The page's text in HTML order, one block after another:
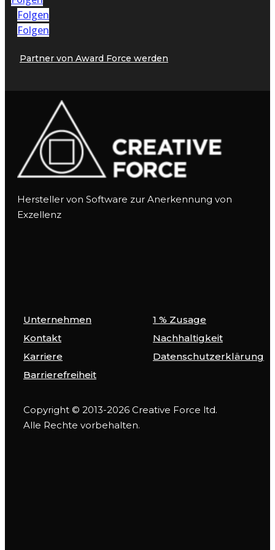
Folgen
Folgen
Partner von Award Force werden
Hersteller von Software zur Anerkennung von
Exzellenz
Unternehmen
1 % Zusage
Kontakt
Nachhaltigkeit
Karriere
Datenschutzerklärung
Barrierefreiheit
Copyright © 2013-2026 Creative Force ltd.
Alle Rechte vorbehalten.